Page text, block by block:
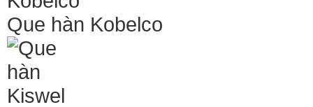
Que hàn Kobelco